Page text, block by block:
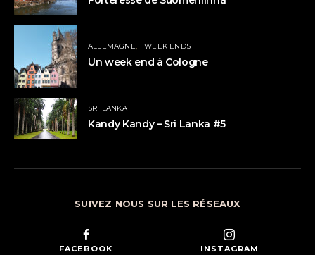
ALLEMAGNE WEEK ENDS
Un week end à Cologne
SRI LANKA
Kandy Kandy – Sri Lanka #5
SUIVEZ NOUS SUR LES RÉSEAUX
FACEBOOK INSTAGRAM